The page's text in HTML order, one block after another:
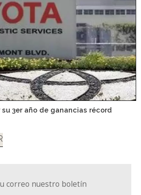
su 3er año de ganancias récord
correo nuestro boletín